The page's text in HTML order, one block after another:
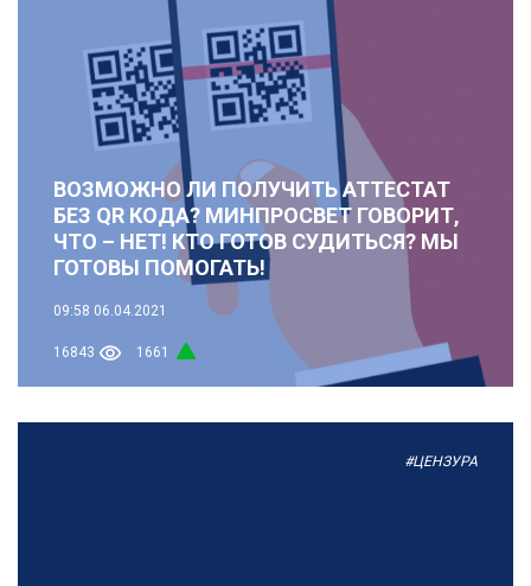
ВОЗМОЖНО ЛИ ПОЛУЧИТЬ АТТЕСТАТ
БЕЗ QR КОДА? МИНПРОСВЕТ ГОВОРИТ,
ЧТО – НЕТ! КТО ГОТОВ СУДИТЬСЯ? МЫ
ГОТОВЫ ПОМОГАТЬ!
09:58 06.04.2021
16843 1661
#ЦЕНЗУРА